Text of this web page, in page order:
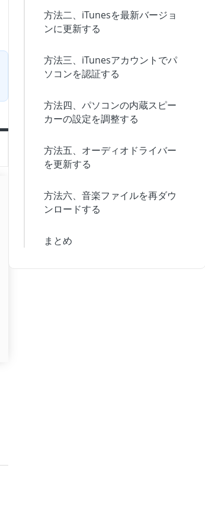
方法二、iTunesを最新バージョ
ンに更新する
方法三、iTunesアカウントでパ
ソコンを認証する
方法四、パソコンの内蔵スピー
カーの設定を調整する
方法五、オーディオドライバー
を更新する
方法六、音楽ファイルを再ダウ
ンロードする
まとめ